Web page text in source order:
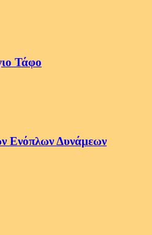
Τάφο
Ενόπλων Δυνάμεων